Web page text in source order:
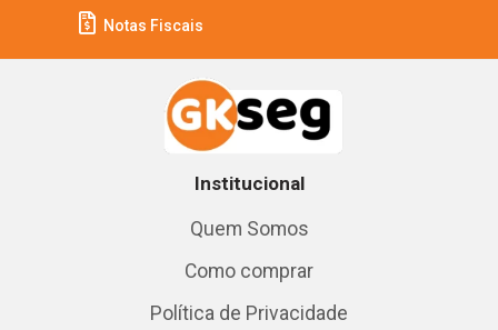
Notas Fiscais
Institucional
Quem Somos
Como comprar
Política de Privacidade